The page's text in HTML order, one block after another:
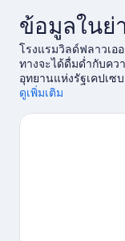
ข้อมูลในย่
โรงแรมวิลด์ฟลาวเอ
ทางจะได้ดื่มด่ำกับคว
อุทยานแห่งรัฐเคปเซ
ลด์บีชบุ๊คส์ และ สวนก่
และการล่าสัตว์ หรือจ
ดูเพิ่มเติม